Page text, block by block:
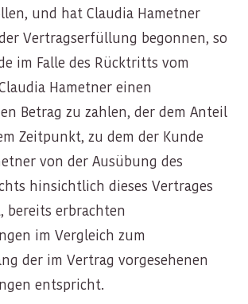
und hat Claudia Hametner
Vertragserfüllung begonnen, so
im Falle des Rücktritts vom
Hametner einen
Betrag zu zahlen, der dem Anteil
Zeitpunkt, zu dem der Kunde
von der Ausübung des
hinsichtlich dieses Vertrages
erbrachten
im Vergleich zum
der im Vertrag vorgesehenen
entspricht.